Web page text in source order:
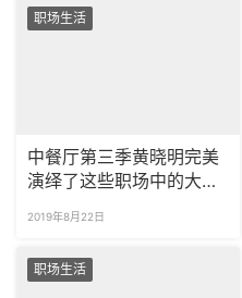
职场生活
中餐厅第三季黄晓明完美
演绎了这些职场中的大
2019年8月22日
职场生活